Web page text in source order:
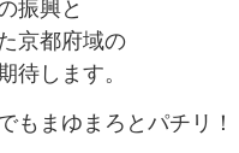
振興と
京都府域の
待します。
もまゆまろとパチリ！